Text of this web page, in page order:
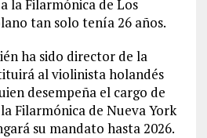
la Filarmónica de Los
tan solo tenía 26 años.
ha sido director de la
al violinista holandés
desempeña el cargo de
Filarmónica de Nueva York
su mandato hasta 2026.